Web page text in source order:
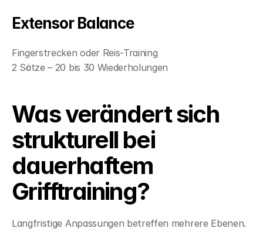
Extensor Balance
Fingerstrecken oder Reis-Training
2 Sätze – 20 bis 30 Wiederholungen
Was verändert sich
strukturell bei
dauerhaftem
Grifftraining?
Langfristige Anpassungen betreffen mehrere Ebenen.